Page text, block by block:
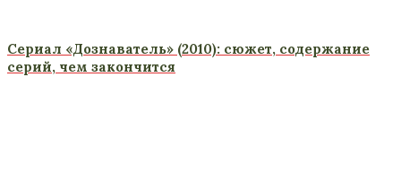
Сериал «Дознаватель» (2010): сюжет, содержание
серий, чем закончится